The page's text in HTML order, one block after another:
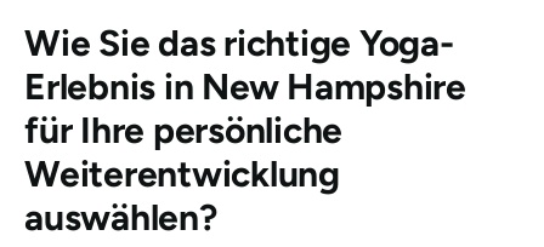
Wie Sie das richtige Yoga-
Erlebnis in New Hampshire
für Ihre persönliche
Weiterentwicklung
auswählen?